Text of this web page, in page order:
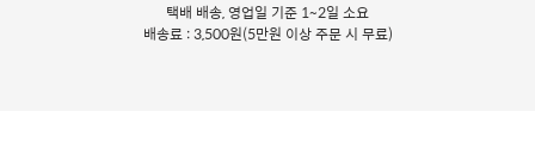
택배 배송, 영업일 기준 1~2일 소요
배송료 : 3,500원(5만원 이상 주문 시 무료)